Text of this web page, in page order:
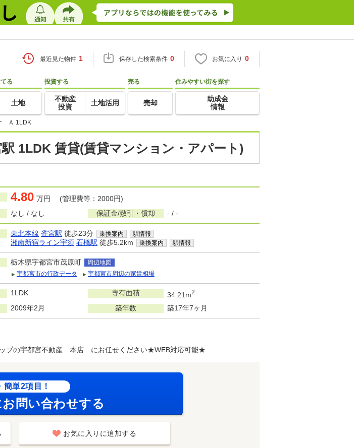
最近見た物件 1 保存した検索条件 0 お気に入り 0
る
土地
投資する
不動産
投資
土地活用
売る
売却
住みやすい街を探す
助成金
情報
Ａ 1LDK
1LDK 賃貸(賃貸マンション・アパート)
4.80 万円 (管理費等：2000円)
なし / なし 保証金/敷引・償却 - / -
東北本線 雀宮駅 徒歩23分 乗換案内 駅情報
湘南新宿ライン宇須 石橋駅 徒歩5.2km 乗換案内 駅情報
栃木県宇都宮市茂原町
周辺地図
宇都宮市の行政データ
宇都宮市周辺の家賃相場
1LDK 専有面積 34.21m2
2009年2月 築年数 築17年7ヶ月
プの宇都宮不動産 本店 にお任せください★WEB対応可能★
簡単2項目！
問い合わせする
お気に入りに追加する